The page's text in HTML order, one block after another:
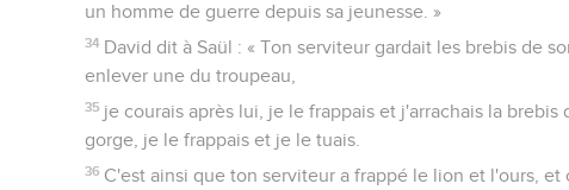
un homme de guerre depuis sa jeunesse. »
34 David dit à Saül : « Ton serviteur gardait les brebis de
enlever une du troupeau,
35 je courais après lui, je le frappais et j'arrachais la brebis
gorge, je le frappais et je le tuais.
36 C'est ainsi que ton serviteur a frappé le lion et l'ours,